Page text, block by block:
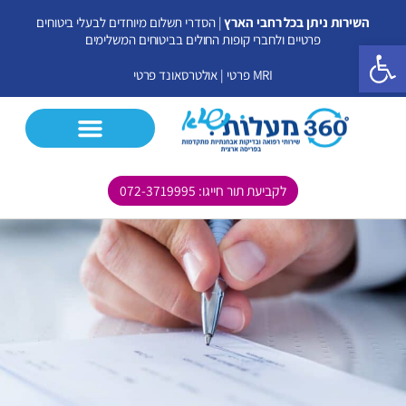
השירות ניתן בכל רחבי הארץ| הסדרי תשלום מיוחדים לבעלי ביטוחים
פרטיים ולחברי קופות החולים בביטוחים המשלימים
MRI פרטי | אולטרסאונד פרטי
לקביעת תור חייגו: 072-3719995
פתח סרגל נגישות